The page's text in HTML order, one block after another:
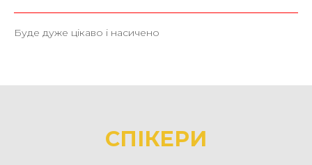
Буде дуже цікаво і насичено
СПІКЕРИ